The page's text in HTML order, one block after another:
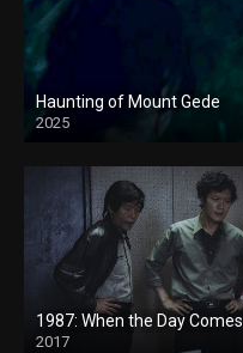
Haunting of Mount Gede
2025
1987: When the Day Comes
2017